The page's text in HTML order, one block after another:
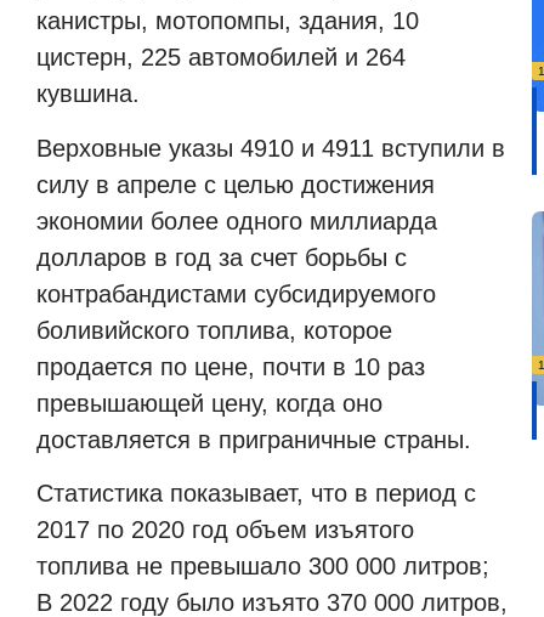
канистры, мотопомпы, здания, 10
цистерн, 225 автомобилей и 264
кувшина.
Верховные указы 4910 и 4911 вступили в
силу в апреле с целью достижения
экономии более одного миллиарда
долларов в год за счет борьбы с
контрабандистами субсидируемого
боливийского топлива, которое
продается по цене, почти в 10 раз
превышающей цену, когда оно
доставляется в приграничные страны.
Статистика показывает, что в период с
2017 по 2020 год объем изъятого
топлива не превышало 300 000 литров;
В 2022 году было изъято 370 000 литров,